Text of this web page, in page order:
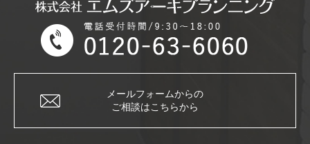
メールフォームからの
ご相談はこちらから